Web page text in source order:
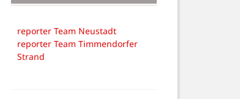
reporter Team Neustadt
reporter Team Timmendorfer
Strand